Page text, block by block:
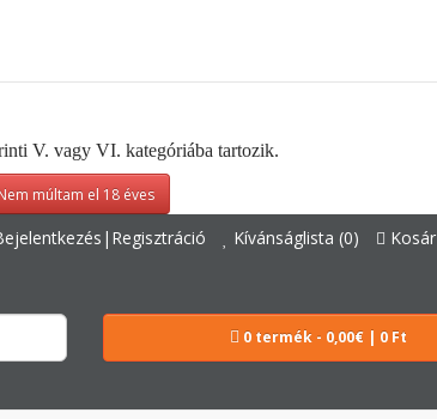
V. vagy VI. kategóriába tartozik.
múltam el 18 éves
Kívánságlista (0) Kosár
0 termék - 0,00€ | 0 Ft